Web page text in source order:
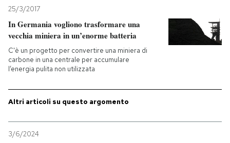
25/3/2017
In Germania vogliono trasformare una
vecchia miniera in un’enorme batteria
C'è un progetto per convertire una miniera di
carbone in una centrale per accumulare
l’energia pulita non utilizzata
Altri articoli su questo argomento
3/6/2024